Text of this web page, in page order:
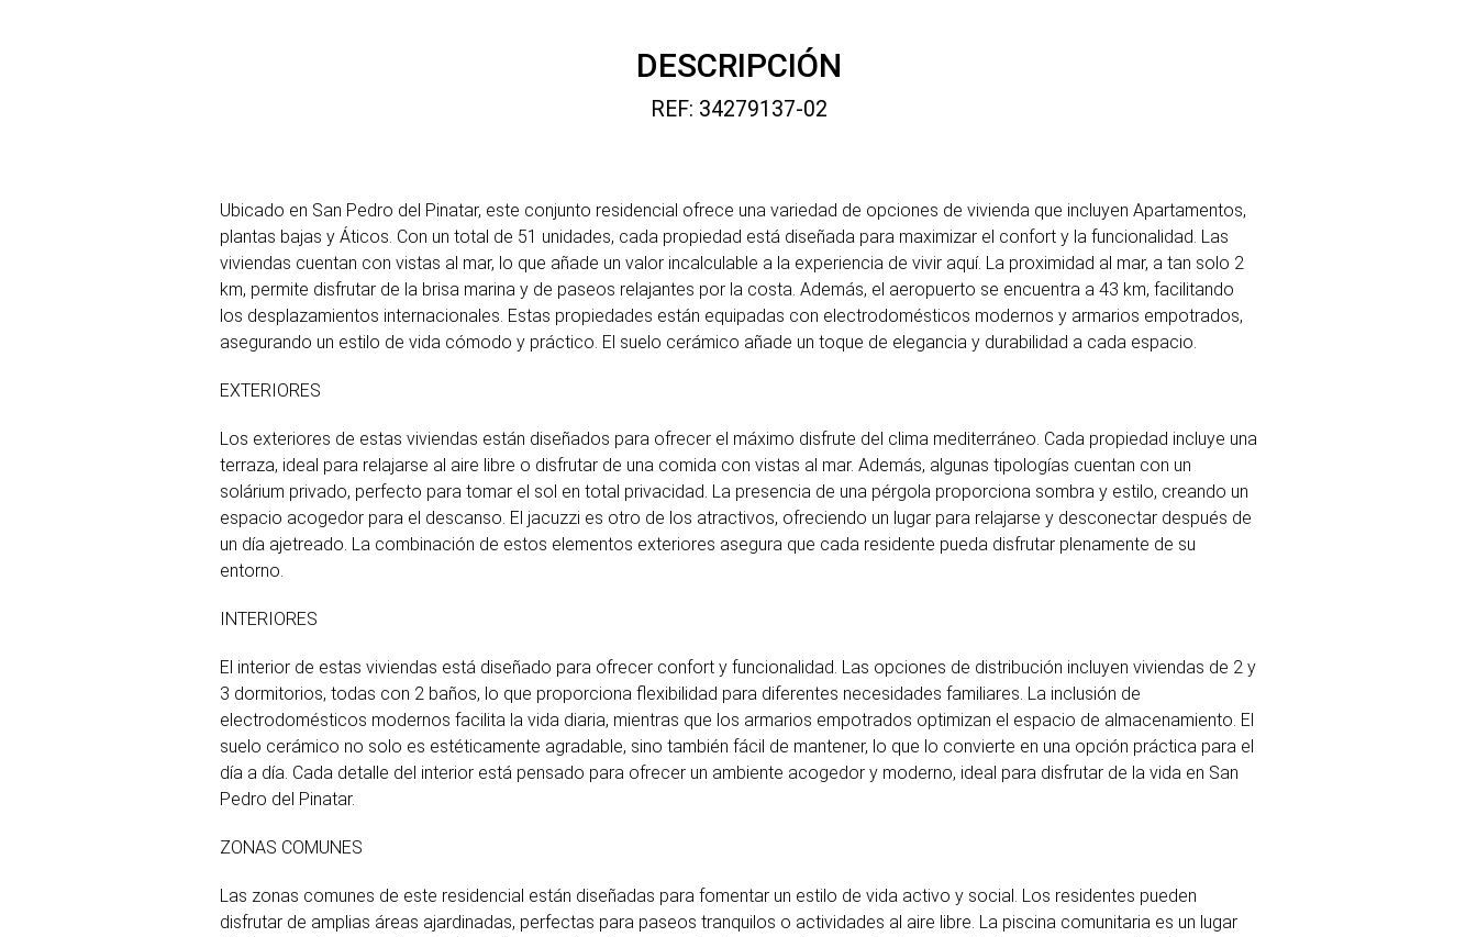
DESCRIPCIÓN
REF: 34279137-02
Ubicado en San Pedro del Pinatar, este conjunto residencial ofrece una variedad de opciones de vivienda que incluyen Apartamentos,
plantas bajas y Áticos. Con un total de 51 unidades, cada propiedad está diseñada para maximizar el confort y la funcionalidad. Las
viviendas cuentan con vistas al mar, lo que añade un valor incalculable a la experiencia de vivir aquí. La proximidad al mar, a tan solo 2
km, permite disfrutar de la brisa marina y de paseos relajantes por la costa. Además, el aeropuerto se encuentra a 43 km, facilitando
los desplazamientos internacionales. Estas propiedades están equipadas con electrodomésticos modernos y armarios empotrados,
asegurando un estilo de vida cómodo y práctico. El suelo cerámico añade un toque de elegancia y durabilidad a cada espacio.
EXTERIORES
Los exteriores de estas viviendas están diseñados para ofrecer el máximo disfrute del clima mediterráneo. Cada propiedad incluye una
terraza, ideal para relajarse al aire libre o disfrutar de una comida con vistas al mar. Además, algunas tipologías cuentan con un
solárium privado, perfecto para tomar el sol en total privacidad. La presencia de una pérgola proporciona sombra y estilo, creando un
espacio acogedor para el descanso. El jacuzzi es otro de los atractivos, ofreciendo un lugar para relajarse y desconectar después de
un día ajetreado. La combinación de estos elementos exteriores asegura que cada residente pueda disfrutar plenamente de su
entorno.
INTERIORES
El interior de estas viviendas está diseñado para ofrecer confort y funcionalidad. Las opciones de distribución incluyen viviendas de 2 y
3 dormitorios, todas con 2 baños, lo que proporciona flexibilidad para diferentes necesidades familiares. La inclusión de
electrodomésticos modernos facilita la vida diaria, mientras que los armarios empotrados optimizan el espacio de almacenamiento. El
suelo cerámico no solo es estéticamente agradable, sino también fácil de mantener, lo que lo convierte en una opción práctica para el
día a día. Cada detalle del interior está pensado para ofrecer un ambiente acogedor y moderno, ideal para disfrutar de la vida en San
Pedro del Pinatar.
ZONAS COMUNES
Las zonas comunes de este residencial están diseñadas para fomentar un estilo de vida activo y social. Los residentes pueden
disfrutar de amplias áreas ajardinadas, perfectas para paseos tranquilos o actividades al aire libre. La piscina comunitaria es un lugar